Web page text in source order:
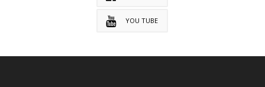
YOU TUBE